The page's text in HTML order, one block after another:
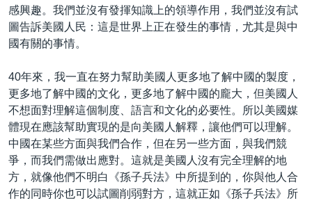
感興趣。我們並沒有發揮知識上的領導作用，我們並沒有試
圖告訴美國人民：這是世界上正在發生的事情，尤其是與中
國有關的事情。
40年來，我一直在努力幫助美國人更多地了解中國的製度，
更多地了解中國的文化，更多地了解中國的龐大，但美國人
不想面對理解這個制度、語言和文化的必要性。所以美國媒
體現在應該幫助實現的是向美國人解釋，讓他們可以理解。
中國在某些方面與我們合作，但在另一些方面，與我們競
爭，而我們需做出應對。這就是美國人沒有完全理解的地
方，就像他們不明白《孫子兵法》中所提到的，你與他人合
作的同時你也可以試圖削弱對方，這就正如《孫子兵法》所